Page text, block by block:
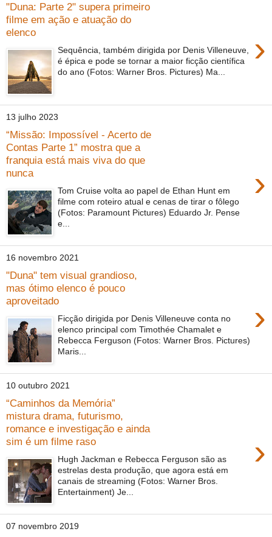
"Duna: Parte 2" supera primeiro
filme em ação e atuação do
elenco
›
Sequência, também dirigida por Denis Villeneuve,
é épica e pode se tornar a maior ficção científica
do ano (Fotos: Warner Bros. Pictures) Ma...
13 julho 2023
“Missão: Impossível - Acerto de
Contas Parte 1” mostra que a
franquia está mais viva do que
nunca
›
Tom Cruise volta ao papel de Ethan Hunt em
filme com roteiro atual e cenas de tirar o fôlego
(Fotos: Paramount Pictures) Eduardo Jr. Pense
e...
16 novembro 2021
"Duna" tem visual grandioso,
mas ótimo elenco é pouco
aproveitado
›
Ficção dirigida por Denis Villeneuve conta no
elenco principal com Timothée Chamalet e
Rebecca Ferguson (Fotos: Warner Bros. Pictures)
Maris...
10 outubro 2021
“Caminhos da Memória”
mistura drama, futurismo,
romance e investigação e ainda
sim é um filme raso
›
Hugh Jackman e Rebecca Ferguson são as
estrelas desta produção, que agora está em
canais de streaming (Fotos: Warner Bros.
Entertainment) Je...
07 novembro 2019